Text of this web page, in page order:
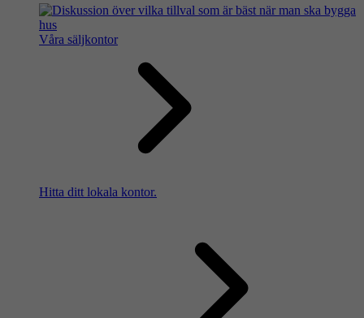
Våra säljkontor
Hitta ditt lokala kontor.